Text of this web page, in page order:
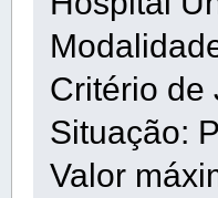
Critério de
Situação:
Valor